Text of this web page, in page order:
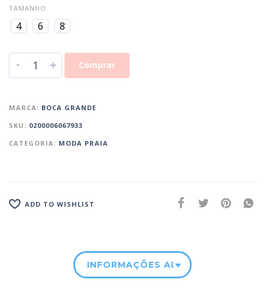
TAMANHO
4 6 8
- + Comprar
MARCA: BOCA GRANDE
SKU: 0200006067933
CATEGORIA: MODA PRAIA
ADD TO WISHLIST
INFORMAÇÕES ADICIONAIS